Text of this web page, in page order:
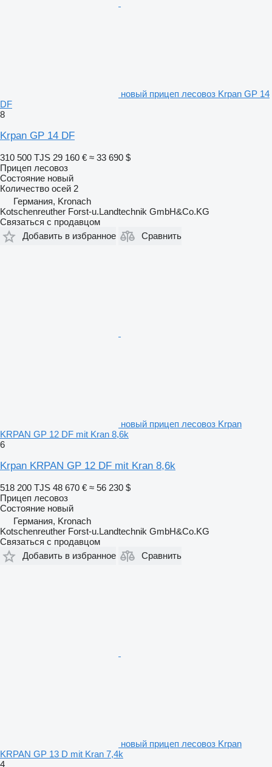
новый прицеп лесовоз Krpan GP 14
DF
8
Krpan GP 14 DF
310 500 TJS 29 160 € ≈ 33 690 $
Прицеп лесовоз
Состояние новый
Количество осей 2
Германия, Kronach
Kotschenreuther Forst-u.Landtechnik GmbH&Co.KG
Связаться с продавцом
Добавить в избранное
Сравнить
новый прицеп лесовоз Krpan
KRPAN GP 12 DF mit Kran 8,6k
6
Krpan KRPAN GP 12 DF mit Kran 8,6k
518 200 TJS 48 670 € ≈ 56 230 $
Прицеп лесовоз
Состояние новый
Германия, Kronach
Kotschenreuther Forst-u.Landtechnik GmbH&Co.KG
Связаться с продавцом
Добавить в избранное
Сравнить
новый прицеп лесовоз Krpan
KRPAN GP 13 D mit Kran 7,4k
4